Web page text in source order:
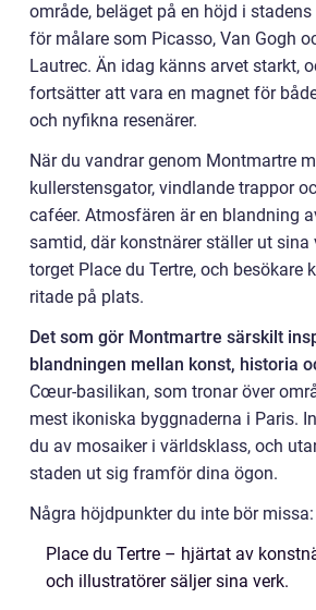
område, beläget på en höjd i
för målare som Picasso, Van Gogh
Lautrec. Än idag känns arvet starkt,
fortsätter att vara en magnet för
och nyfikna resenärer.
När du vandrar genom Montmartre
kullerstensgator, vindlande trappor
caféer. Atmosfären är en blandning
samtid, där konstnärer ställer ut sina
torget Place du Tertre, och besökare
ritade på plats.
Det som gör Montmartre särskilt
blandningen mellan konst, historia
Cœur-basilikan, som tronar över
mest ikoniska byggnaderna i Paris.
du av mosaiker i världsklass, och
staden ut sig framför dina ögon.
Några höjdpunkter du inte bör missa:
Place du Tertre – hjärtat av
och illustratörer säljer sina verk.